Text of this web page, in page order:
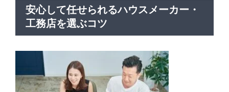
安心して任せられるハウスメーカー・
工務店を選ぶコツ